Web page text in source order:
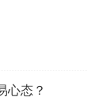
心态？